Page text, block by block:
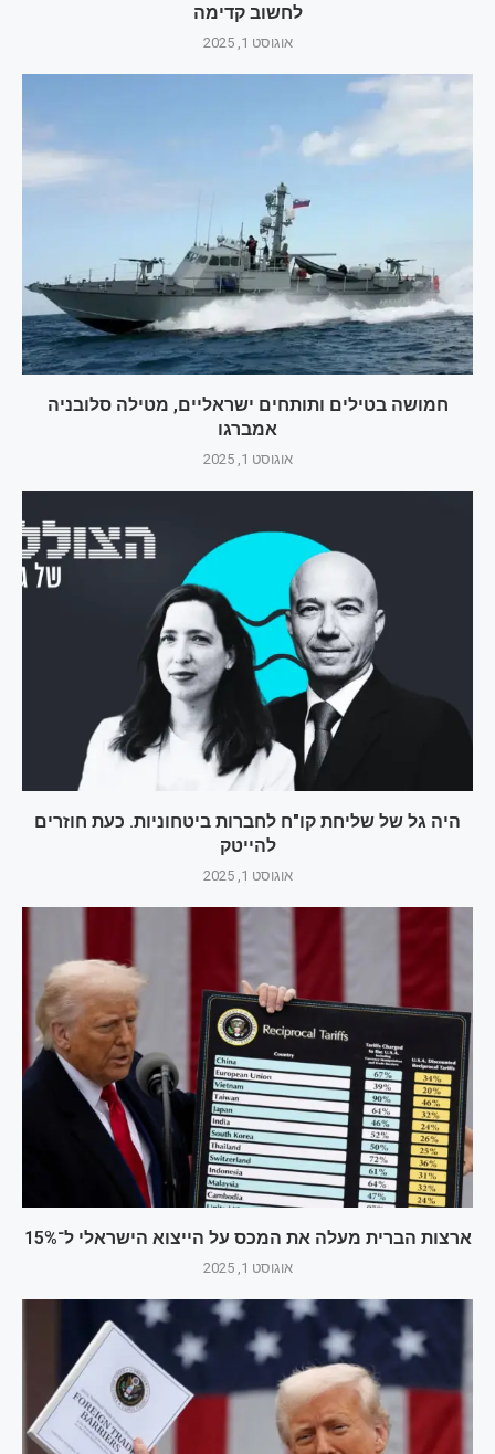
לחשוב קדימה
אוגוסט 1, 2025
חמושה בטילים ותותחים ישראליים, מטילה סלובניה
אמברגו
אוגוסט 1, 2025
היה גל של שליחת קו"ח לחברות ביטחוניות. כעת חוזרים
להייטק
אוגוסט 1, 2025
ארצות הברית מעלה את המכס על הייצוא הישראלי ל־15%
אוגוסט 1, 2025